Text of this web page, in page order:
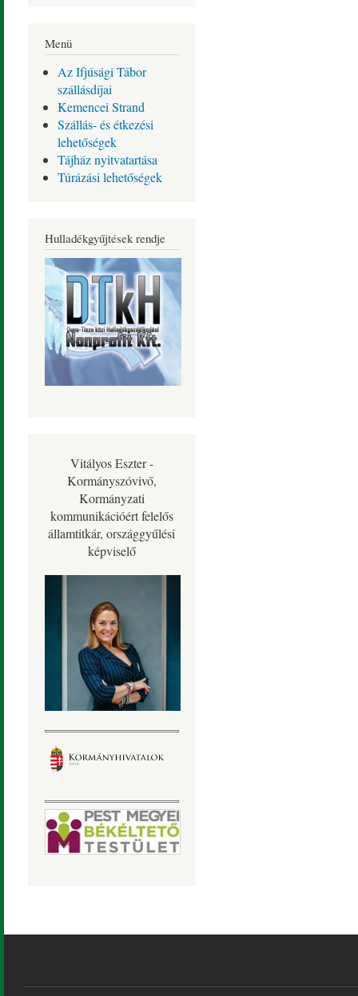
Menü
Az Ifjúsági Tábor
szállásdíjai
Kemencei Strand
Szállás- és étkezési
lehetőségek
Tájház nyitvatartása
Túrázási lehetőségek
Hulladékgyűjtések rendje
Vitályos Eszter -
Kormányszóvivő,
Kormányzati
kommunikációért felelős
államtitkár, országgyűlési
képviselő